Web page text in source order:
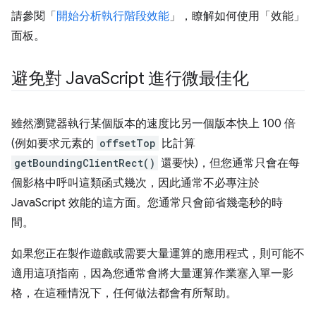
請參閱「開始分析執行階段效能 」，瞭解如何使用「效能」
面板。
避免對 JavaScript 進行微最佳化
雖然瀏覽器執行某個版本的速度比另一個版本快上 100 倍
(例如要求元素的 offsetTop 比計算
getBoundingClientRect() 還要快)，但您通常只會在每
個影格中呼叫這類函式幾次，因此通常不必專注於
JavaScript 效能的這方面。您通常只會節省幾毫秒的時
間。
如果您正在製作遊戲或需要大量運算的應用程式，則可能不
適用這項指南，因為您通常會將大量運算作業塞入單一影
格，在這種情況下，任何做法都會有所幫助。